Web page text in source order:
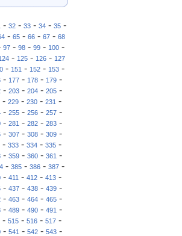
- 32- 33- 34- 35-
- 65- 66- 67- 68
97 - 98 - 99 - 100 -
- 125 - 126 - 127
- 151 - 152 - 153 -
- 177- 178- 179-
- 203- 204- 205-
- 229 - 230 - 231 -
- 255- 256- 257-
- 281- 282- 283-
- 307- 308- 309-
- 333 - 334 - 335 -
- 359- 360- 361-
- 385 - 386 - 387 -
- 411 - 412 - 413 -
- 437- 438- 439-
- 463- 464- 465-
- 489- 490- 491-
- 515 - 516 - 517 -
- 541- 542- 543-